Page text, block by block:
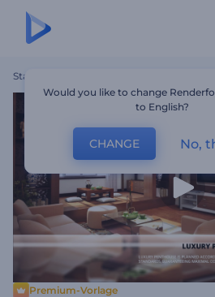
Startseite
Premium-Vorlage
Would you like to change
to English?
CHANGE No,